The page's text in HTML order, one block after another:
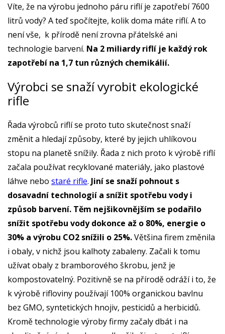
Víte, že na výrobu jednoho páru riflí je zapotřebí 7600
litrů vody? A teď spočítejte, kolik doma máte riflí. A to
není vše, k přírodě není zrovna přátelské ani
technologie barvení. Na 2 miliardy riflí je každý rok
zapotřebí na 1,7 tun různých chemikálií.
Výrobci se snaží vyrobit ekologické
rifle
Řada výrobců riflí se proto tuto skutečnost snaží
změnit a hledají způsoby, které by jejich uhlíkovou
stopu na planetě snížily. Řada z nich proto k výrobě riflí
začala používat recyklované materiály, jako plastové
láhve nebo staré rifle. Jiní se snaží pohnout s
dosavadní technologií a snížit spotřebu vody i
způsob barvení. Těm nejšikovnějším se podařilo
snížit spotřebu vody dokonce až o 80%, energie o
30% a výrobu CO2 snížili o 25%.Většina firem změnila
i obaly, v nichž jsou kalhoty zabaleny. Začali k tomu
užívat obaly z bramborového škrobu, jenž je
kompostovatelný. Pozitivně se na přírodě odráží i to, že
k výrobě rifloviny používají 100% organickou bavlnu
bez GMO, syntetických hnojiv, pesticidů a herbicidů.
Kromě technologie výroby firmy začaly dbát i na